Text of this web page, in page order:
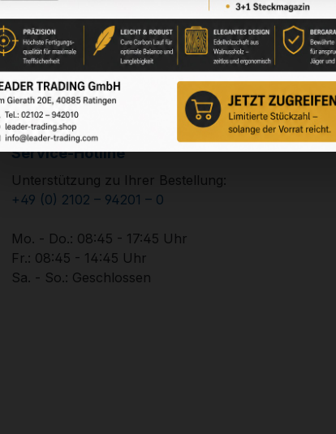
Service-Hotline
Unterstützung zu Ihrer Bestellung:
+49 (0) 2102 – 94201 – 0
Mo. - Do.: 08:45 - 17:45 Uhr
Fr.: 08:45 - 14:45 Uhr
Sa. - So.: Geschlossen